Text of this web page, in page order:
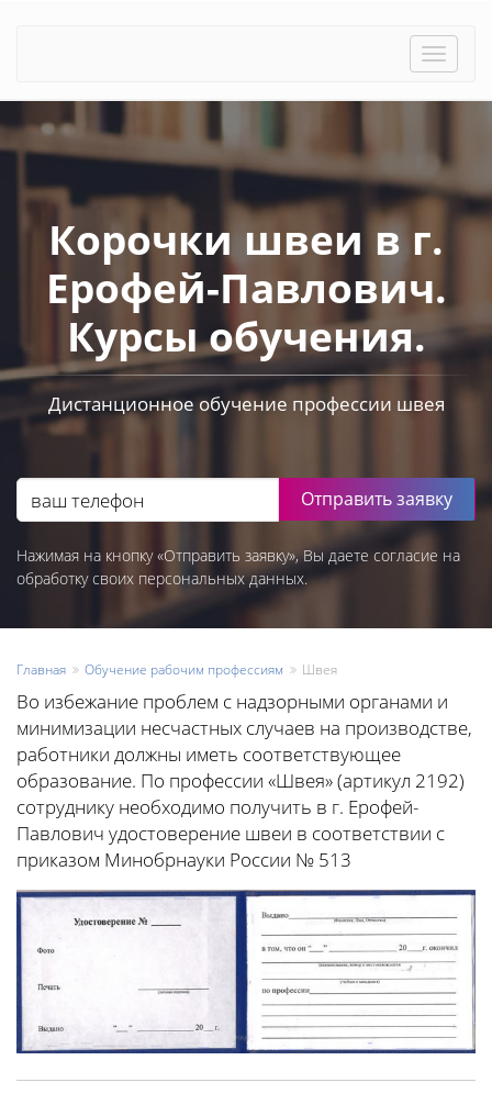
Toggle
Корочки швеи в г.
Ерофей-Павлович.
Курсы обучения.
Дистанционное обучение профессии швея
Отправить заявку
Нажимая на кнопку «Отправить заявку», Вы даете согласие на
обработку своих персональных данных.
Главная Обучение рабочим профессиям Швея
Во избежание проблем с надзорными органами и
минимизации несчастных случаев на производстве,
работники должны иметь соответствующее
образование. По профессии «Швея» (артикул 2192)
сотруднику необходимо получить в г. Ерофей-
Павлович удостоверение швеи в соответствии с
приказом Минобрнауки России № 513